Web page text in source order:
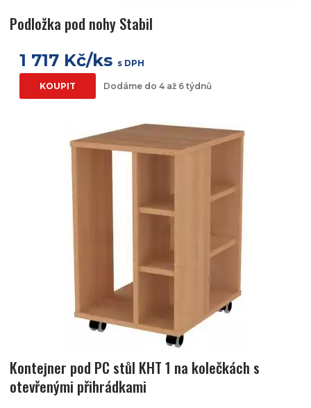
Podložka pod nohy Stabil
1 717 Kč/ks s DPH
KOUPIT Dodáme do 4 až 6 týdnů
Kontejner pod PC stůl KHT 1 na kolečkách s
otevřenými přihrádkami